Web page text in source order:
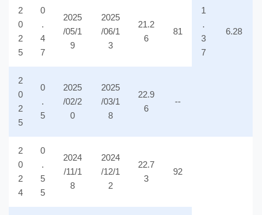
1
.
3
7
6.28
2
0
2
5
0
.
4
7
2025
/05/1
9
2025
/06/1
3
21.2
6
81
2
0
2
5
0
.
5
2025
/02/2
0
2025
/03/1
8
22.9
6
--
2
0
2
4
0
.
5
5
2024
/11/1
8
2024
/12/1
2
22.7
3
92